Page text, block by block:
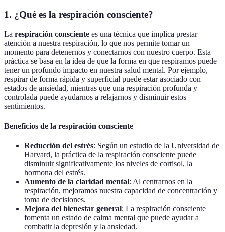
1. ¿Qué es la respiración consciente?
La respiración consciente es una técnica que implica prestar
atención a nuestra respiración, lo que nos permite tomar un
momento para detenernos y conectarnos con nuestro cuerpo. Esta
práctica se basa en la idea de que la forma en que respiramos puede
tener un profundo impacto en nuestra salud mental. Por ejemplo,
respirar de forma rápida y superficial puede estar asociado con
estados de ansiedad, mientras que una respiración profunda y
controlada puede ayudarnos a relajarnos y disminuir estos
sentimientos.
Beneficios de la respiración consciente
Reducción del estrés: Según un estudio de la Universidad de
Harvard, la práctica de la respiración consciente puede
disminuir significativamente los niveles de cortisol, la
hormona del estrés.
Aumento de la claridad mental: Al centrarnos en la
respiración, mejoramos nuestra capacidad de concentración y
toma de decisiones.
Mejora del bienestar general: La respiración consciente
fomenta un estado de calma mental que puede ayudar a
combatir la depresión y la ansiedad.